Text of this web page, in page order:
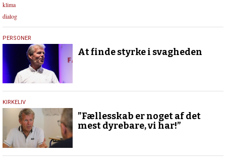
klima
dialog
15.
2020
PERSONER
At finde styrke i svagheden
31.
2019
KIRKELIV
”Fællesskab er noget af det
mest dyrebare, vi har!”